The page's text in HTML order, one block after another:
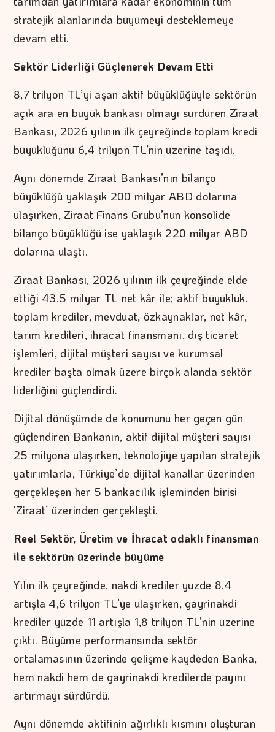
stratejik alanlarında büyümeyi desteklemeye
devam etti.
Sektör Liderliği Güçlenerek Devam Etti
8,7 trilyon TL’yi aşan aktif büyüklüğüyle sektörün
açık ara en büyük bankası olmayı sürdüren Ziraat
Bankası, 2026 yılının ilk çeyreğinde toplam kredi
büyüklüğünü 6,4 trilyon TL’nin üzerine taşıdı.
Aynı dönemde Ziraat Bankası’nın bilanço
büyüklüğü yaklaşık 200 milyar ABD dolarına
ulaşırken, Ziraat Finans Grubu’nun konsolide
bilanço büyüklüğü ise yaklaşık 220 milyar ABD
dolarına ulaştı.
Ziraat Bankası, 2026 yılının ilk çeyreğinde elde
ettiği 43,5 milyar TL net kâr ile; aktif büyüklük,
toplam krediler, mevduat, özkaynaklar, net kâr,
tarım kredileri, ihracat finansmanı, dış ticaret
işlemleri, dijital müşteri sayısı ve kurumsal
krediler başta olmak üzere birçok alanda sektör
liderliğini güçlendirdi.
Dijital dönüşümde de konumunu her geçen gün
güçlendiren Bankanın, aktif dijital müşteri sayısı
25 milyona ulaşırken, teknolojiye yapılan stratejik
yatırımlarla, Türkiye’de dijital kanallar üzerinden
gerçekleşen her 5 bankacılık işleminden birisi
‘Ziraat’ üzerinden gerçekleşti.
Reel Sektör, Üretim ve İhracat odaklı finansman
ile sektörün üzerinde büyüme
Yılın ilk çeyreğinde, nakdi krediler yüzde 8,4
artışla 4,6 trilyon TL’ye ulaşırken, gayrinakdi
krediler yüzde 11 artışla 1,8 trilyon TL’nin üzerine
çıktı. Büyüme performansında sektör
ortalamasının üzerinde gelişme kaydeden Banka,
hem nakdi hem de gayrinakdi kredilerde payını
artırmayı sürdürdü.
Aynı dönemde aktifinin ağırlıklı kısmını oluşturan